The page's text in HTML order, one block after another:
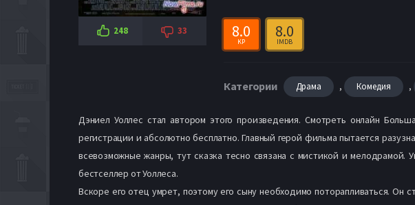
248 33 8.0
KP
8.0
IMDB
Категории Драма , Комедия ,
Дэниел Уоллес стал автором этого произведения. Смотреть онлайн
регистрации и абсолютно бесплатно. Главный герой фильма пытается
всевозможные жанры, тут сказка тесно связана с мистикой и мелодрамой.
бестселлер от Уоллеса.
Вскоре его отец умрет, поэтому его сыну необходимо поторапливаться.